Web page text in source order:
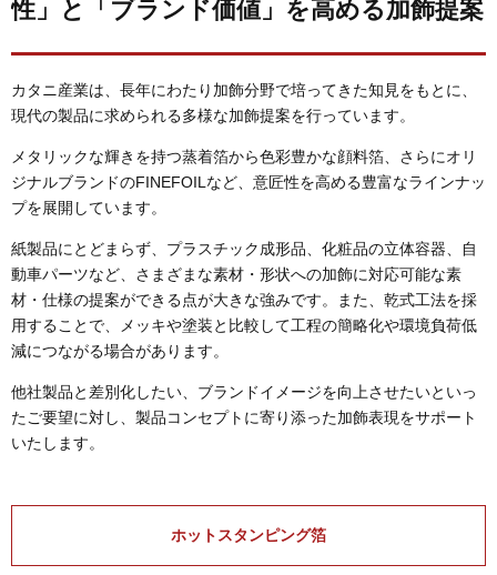
性」と「ブランド価値」を高める加飾提案
カタニ産業は、長年にわたり加飾分野で培ってきた知見をもとに、
現代の製品に求められる多様な加飾提案を行っています。
メタリックな輝きを持つ蒸着箔から色彩豊かな顔料箔、さらにオリ
ジナルブランドのFINEFOILなど、意匠性を高める豊富なラインナッ
プを展開しています。
紙製品にとどまらず、プラスチック成形品、化粧品の立体容器、自
動車パーツなど、さまざまな素材・形状への加飾に対応可能な素
材・仕様の提案ができる点が大きな強みです。また、乾式工法を採
用することで、メッキや塗装と比較して工程の簡略化や環境負荷低
減につながる場合があります。
他社製品と差別化したい、ブランドイメージを向上させたいといっ
たご要望に対し、製品コンセプトに寄り添った加飾表現をサポート
いたします。
ホットスタンピング箔